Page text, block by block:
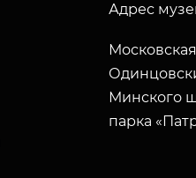
Адрес
Минского
парка